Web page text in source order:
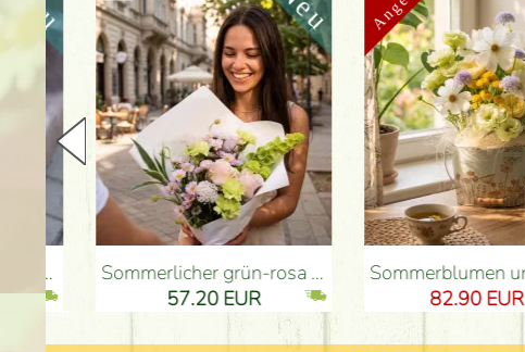
Sommerlicher grün-rosa Strauß mit Nelken, Santini, Rosen und kleinen Blüten (12 Stiele) - Blumenlieferung Budapest
57.20 EUR
Sommerblumen und Eustoma in einer Zinnschale - Blumenlieferung Budapest
82.90 EUR